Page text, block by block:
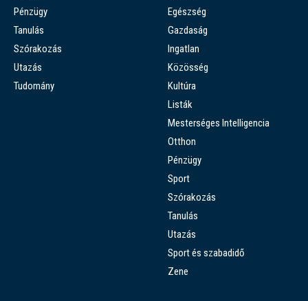
Pénzügy
Tanulás
Szórakozás
Utazás
Tudomány
Egészség
Gazdaság
Ingatlan
Közösség
Kultúra
Listák
Mesterséges Intelligencia
Otthon
Pénzügy
Sport
Szórakozás
Tanulás
Utazás
Sport és szabadidő
Zene